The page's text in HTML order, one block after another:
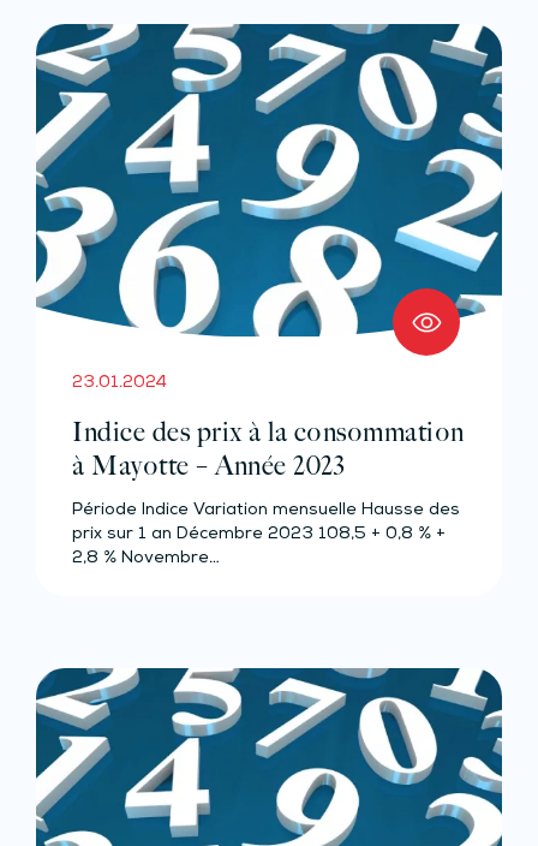
23.01.2024
Indice des prix à la consommation
à Mayotte – Année 2023
Période Indice Variation mensuelle Hausse des
prix sur 1 an Décembre 2023 108,5 + 0,8 % +
2,8 % Novembre…